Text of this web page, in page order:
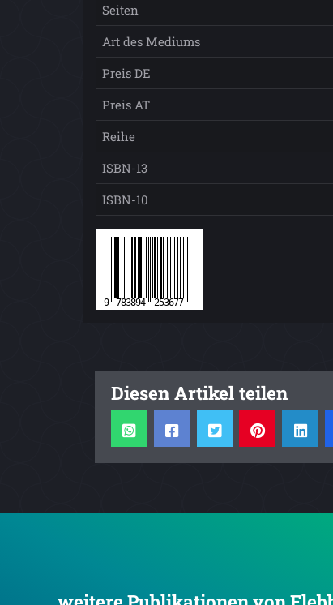
Seiten
Art des Mediums
Preis DE
Preis AT
Reihe
ISBN-13
ISBN-10
Diesen Artikel teilen